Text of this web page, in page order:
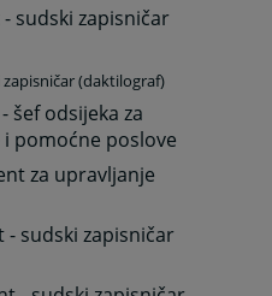
sudski zapisničar
zapisničar (daktilograf)
šef odsijeka za
pomoćne poslove
za upravljanje
- sudski zapisničar